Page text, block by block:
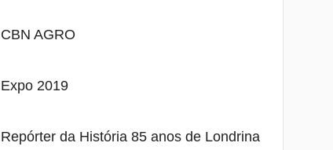
CBN AGRO
Expo 2019
Repórter da História 85 anos de Londrina